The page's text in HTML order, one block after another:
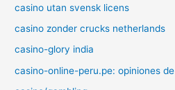
casino utan svensk licens
casino zonder crucks netherlands
casino-glory india
casino-online-peru.pe: opiniones de